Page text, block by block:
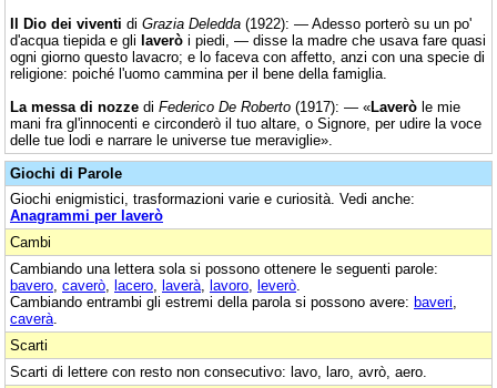
Il Dio dei viventi di Grazia Deledda (1922): — Adesso porterò su un po'
d'acqua tiepida e gli laverò i piedi, — disse la madre che usava fare quasi
ogni giorno questo lavacro; e lo faceva con affetto, anzi con una specie di
religione: poiché l'uomo cammina per il bene della famiglia.
La messa di nozze di Federico De Roberto (1917): — «Laverò le mie
mani fra gl'innocenti e circonderò il tuo altare, o Signore, per udire la voce
delle tue lodi e narrare le universe tue meraviglie».
Giochi di Parole
Giochi enigmistici, trasformazioni varie e curiosità. Vedi anche:
Anagrammi per laverò
Cambi
Cambiando una lettera sola si possono ottenere le seguenti parole:
bavero caverò lacero laverà lavoro leverò
Cambiando entrambi gli estremi della parola si possono avere: baveri
caverà
Scarti
Scarti di lettere con resto non consecutivo: lavo, laro, avrò, aero.